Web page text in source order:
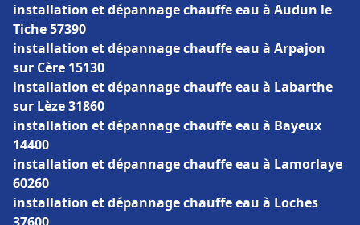
installation et dépannage chauffe eau à Audun le
Tiche 57390
installation et dépannage chauffe eau à Arpajon
sur Cère 15130
installation et dépannage chauffe eau à Labarthe
sur Lèze 31860
installation et dépannage chauffe eau à Bayeux
14400
installation et dépannage chauffe eau à Lamorlaye
60260
installation et dépannage chauffe eau à Loches